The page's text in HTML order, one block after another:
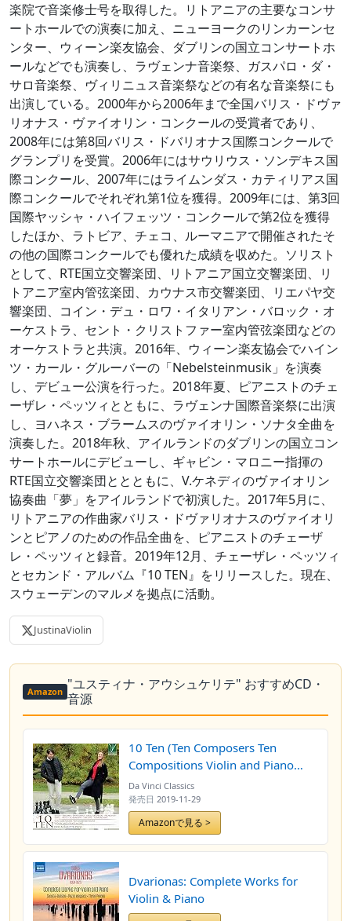
楽院で音楽修士号を取得した。リトアニアの主要なコンサ
ートホールでの演奏に加え、ニューヨークのリンカーンセ
ンター、ウィーン楽友協会、ダブリンの国立コンサートホ
ールなどでも演奏し、ラヴェンナ音楽祭、ガスパロ・ダ・
サロ音楽祭、ヴィリニュス音楽祭などの有名な音楽祭にも
出演している。2000年から2006年まで全国バリス・ドヴァ
リオナス・ヴァイオリン・コンクールの受賞者であり、
2008年には第8回バリス・ドバリオナス国際コンクールで
グランプリを受賞。2006年にはサウリウス・ソンデキス国
際コンクール、2007年にはライムンダス・カティリアス国
際コンクールでそれぞれ第1位を獲得。2009年には、第3回
国際ヤッシャ・ハイフェッツ・コンクールで第2位を獲得
したほか、ラトビア、チェコ、ルーマニアで開催されたそ
の他の国際コンクールでも優れた成績を収めた。ソリスト
として、RTE国立交響楽団、リトアニア国立交響楽団、リ
トアニア室内管弦楽団、カウナス市交響楽団、リエパヤ交
響楽団、コイン・デュ・ロワ・イタリアン・バロック・オ
ーケストラ、セント・クリストファー室内管弦楽団などの
オーケストラと共演。2016年、ウィーン楽友協会でハイン
ツ・カール・グルーバーの「Nebelsteinmusik」を演奏
し、デビュー公演を行った。2018年夏、ピアニストのチェ
ーザレ・ペッツィとともに、ラヴェンナ国際音楽祭に出演
し、ヨハネス・ブラームスのヴァイオリン・ソナタ全曲を
演奏した。2018年秋、アイルランドのダブリンの国立コン
サートホールにデビューし、ギャビン・マロニー指揮の
RTE国立交響楽団ととともに、V.ケネディのヴァイオリン
協奏曲「夢」をアイルランドで初演した。2017年5月に、
リトアニアの作曲家バリス・ドヴァリオナスのヴァイオリ
ンとピアノのための作品全曲を、ピアニストのチェーザ
レ・ペッツィと録音。2019年12月、チェーザレ・ペッツィ
とセカンド・アルバム『10 TEN』をリリースした。現在、
スウェーデンのマルメを拠点に活動。
JustinaViolin
Amazon "ユスティナ・アウシュケリテ" おすすめCD・
音源
10 Ten (Ten Composers Ten
Compositions Violin and Piano
Music)
Da Vinci Classics
発売日 2019-11-29
Amazonで見る >
Dvarionas: Complete Works for
Violin & Piano